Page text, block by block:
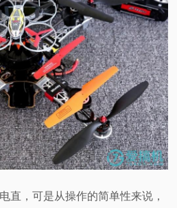
直，可是从操作的简单性来说，